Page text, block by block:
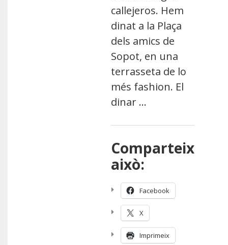
callejeros. Hem
dinat a la Plaça
dels amics de
Sopot, en una
terrasseta de lo
més fashion. El
dinar …
Comparteix
això:
Facebook
X
Imprimeix